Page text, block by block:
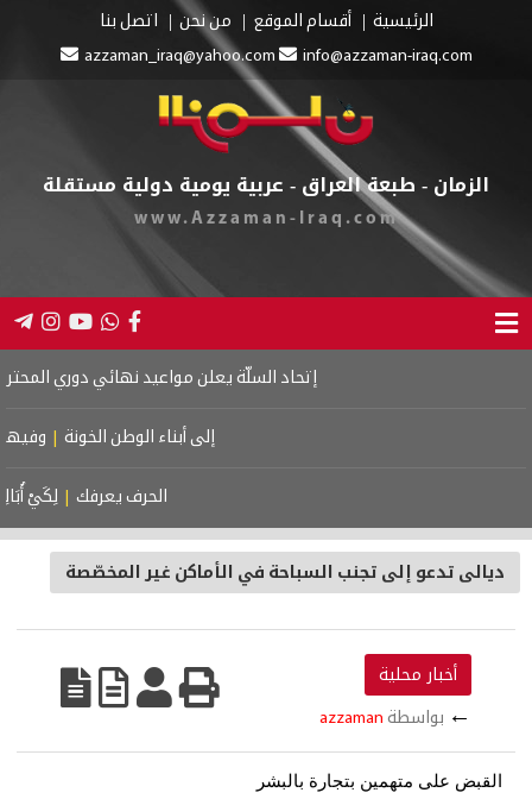
الرئيسية أقسام الموقع من نحن
اتصل بنا
azzaman_iraq@yahoo.com
info@azzaman-iraq.com
الزمان - طبعة العراق - عربية يومية دولية مستقلة
www.Azzaman-Iraq.com
إتحاد السلّة يعلن مواعيد نهائي دوري المحترفين
إلى أبناء الوطن الخونة | وفيهم
الحرف يعرفك | لِكَيْ
ديالى تدعو إلى تجنب السباحة في الأماكن غير المخصّصة
أخبار محلية
← بواسطة azzaman
القبض على متهمين بتجارة بالبشر